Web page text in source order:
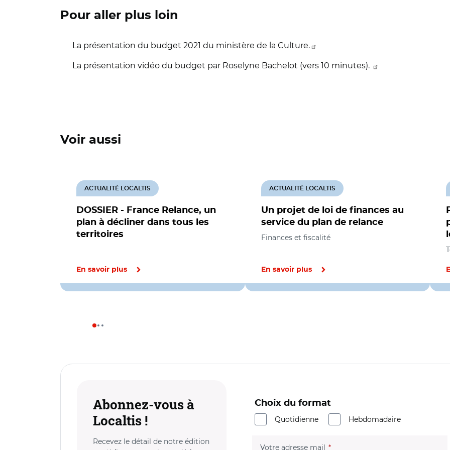
Pour aller plus loin
La présentation du budget 2021 du ministère de la Culture.
La présentation vidéo du budget par Roselyne Bachelot (vers 10 minutes).
Voir aussi
DOSSIER - France Relance, un
plan à décliner dans tous les
territoires
ACTUALITÉ LOCALTIS
En savoir plus
Un projet de loi de finances au
service du plan de relance
ACTUALITÉ LOCALTIS
Finances et fiscalité
En savoir plus
Abonnez-vous à
Localtis !
Recevez le détail de notre édition
Choix du format
Quotidienne
Hebdomadaire
Votre adresse mail (champ obligatoire)